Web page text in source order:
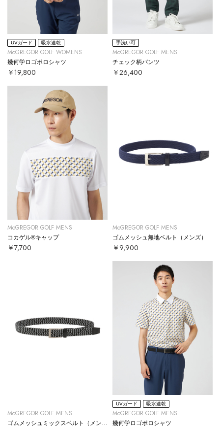
UVガード 吸水速乾
McGREGOR GOLF WOMENS
幾何学ロゴポロシャツ
￥19,800
手洗い可
McGREGOR GOLF MENS
チェック柄パンツ
￥26,400
McGREGOR GOLF MENS
コカゲル®キャップ
￥7,700
McGREGOR GOLF MENS
ゴムメッシュ無地ベルト（メンズ）
￥9,900
McGREGOR GOLF MENS
UVガード 吸水速乾
McGREGOR GOLF MENS
幾何学ロゴポロシャツ